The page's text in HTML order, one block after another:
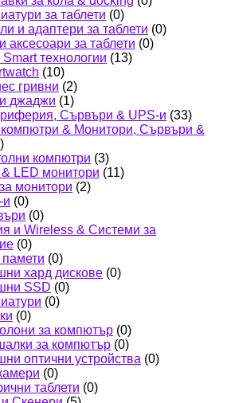
за таблети (0)
и адаптери за таблети (0)
аксесоари за таблети (0)
технологии (13)
(10)
гривни (2)
джаджи (1)
Сървъри & UPS-и (33)
& Монитори, Сървъри &
компютри (3)
& LED монитори (11)
монитори (2)
и (0)
(0)
и Wireless & Системи за
(0)
(0)
хард дискове (0)
SSD (0)
(0)
(0)
за компютър (0)
за компютър (0)
оптични устройства (0)
(0)
таблети (0)